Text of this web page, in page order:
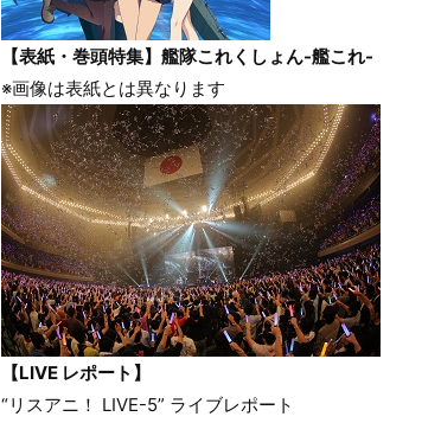
【表紙・巻頭特集】艦隊これくしょん-艦これ-
※画像は表紙とは異なります
【LIVE レポート】
“リスアニ！ LIVE-5” ライブレポート